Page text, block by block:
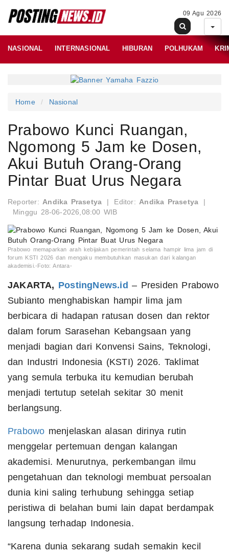
09 Agu 2026
NASIONAL INTERNASIONAL HIBURAN POLHUKAM
Home Nasional
Prabowo Kunci Ruangan,
Ngomong 5 Jam ke Dosen,
Akui Butuh Orang-Orang
Pintar Buat Urus Negara
Reporter:Andika Prasetya | Editor:Andika Prasetya
|
Minggu 28-06-2026,08:00 WIB
Prabowo memaparkan arah kebijakan pemerintah selama hampir lima jam di
forum KSTI 2026 dan mengaku membutuhkan masukan dari kalangan
akademisi.-Foto: Antara-
JAKARTA, PostingNews.id – Presiden Prabowo
Subianto menghabiskan hampir lima jam
berbicara di hadapan ratusan dosen dan rektor
dalam forum Sarasehan Kebangsaan yang
menjadi bagian dari Konvensi Sains, Teknologi,
dan Industri Indonesia (KSTI) 2026. Taklimat
yang semula terbuka itu kemudian berubah
menjadi tertutup setelah sekitar 30 menit
berlangsung.
Prabowo menjelaskan alasan dirinya rutin
menggelar pertemuan dengan kalangan
akademisi. Menurutnya, perkembangan ilmu
pengetahuan dan teknologi membuat persoalan
dunia kini saling terhubung sehingga setiap
peristiwa di belahan bumi lain dapat berdampak
langsung terhadap Indonesia.
“Karena dunia sekarang sudah semakin kecil